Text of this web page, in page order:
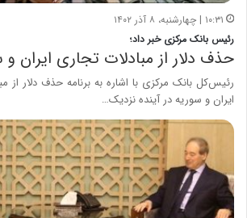
۱۰:۳۱ | چهارشنبه، ۸ آذر ۱۴۰۲
رئیس بانک مرکزی خبر داد؛
حذف دلار از مبادلات تجاری ایران و
رئیس‌کل بانک مرکزی با اشاره به برنامه حذف دلار از
ایران و سوریه در آینده نزدیک…